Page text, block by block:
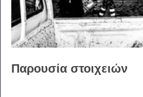
Παρουσία στοιχειών